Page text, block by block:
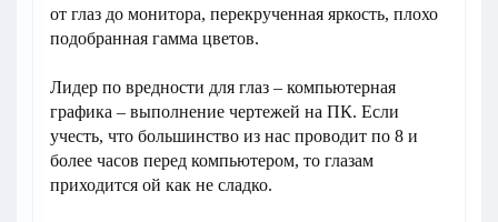
от глаз до монитора, перекрученная яркость, плохо
подобранная гамма цветов.
Лидер по вредности для глаз – компьютерная
графика – выполнение чертежей на ПК. Если
учесть, что большинство из нас проводит по 8 и
более часов перед компьютером, то глазам
приходится ой как не сладко.